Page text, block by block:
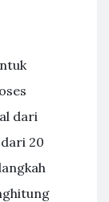
dari
20